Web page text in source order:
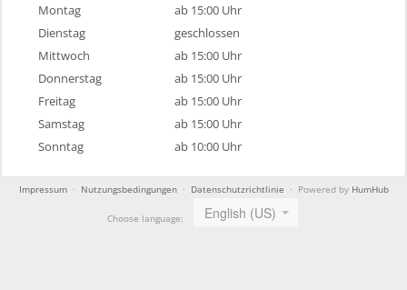
Montag
ab 15:00 Uhr
Dienstag
geschlossen
Mittwoch
ab 15:00 Uhr
Donnerstag
ab 15:00 Uhr
Freitag
ab 15:00 Uhr
Samstag
ab 15:00 Uhr
Sonntag
ab 10:00 Uhr
Impressum· Nutzungsbedingungen· Datenschutzrichtlinie · Powered by HumHub
Choose language: English (US)